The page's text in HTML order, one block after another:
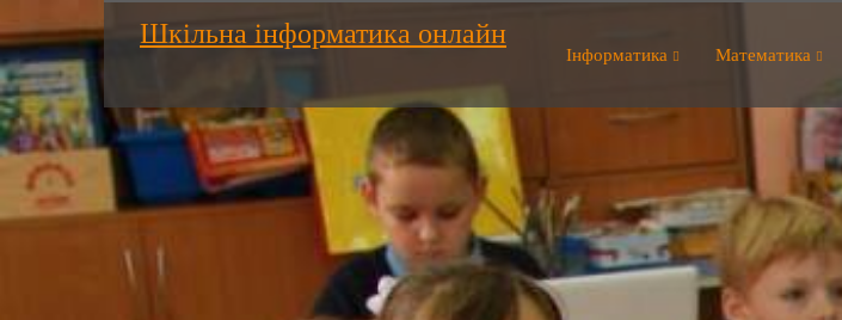
Шкільна інформатика онлайн
Інформатика Математика